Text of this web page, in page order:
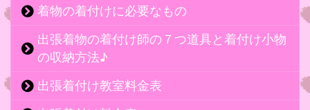
着物の着付けに必要なもの
出張着物の着付け師の７つ道具と着付け小物
の収納方法♪
出張着付け教室料金表